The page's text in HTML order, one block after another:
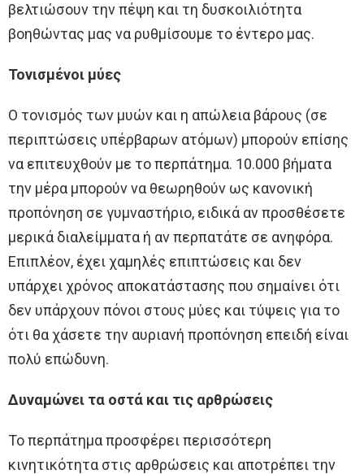
βελτιώσουν την πέψη και τη δυσκοιλιότητα
βοηθώντας μας να ρυθμίσουμε το έντερο μας.
Τονισμένοι μύες
Ο τονισμός των μυών και η απώλεια βάρους (σε
περιπτώσεις υπέρβαρων ατόμων) μπορούν επίσης
να επιτευχθούν με το περπάτημα. 10.000 βήματα
την μέρα μπορούν να θεωρηθούν ως κανονική
προπόνηση σε γυμναστήριο, ειδικά αν προσθέσετε
μερικά διαλείμματα ή αν περπατάτε σε ανηφόρα.
Επιπλέον, έχει χαμηλές επιπτώσεις και δεν
υπάρχει χρόνος αποκατάστασης που σημαίνει ότι
δεν υπάρχουν πόνοι στους μύες και τύψεις για το
ότι θα χάσετε την αυριανή προπόνηση επειδή είναι
πολύ επώδυνη.
Δυναμώνει τα οστά και τις αρθρώσεις
Το περπάτημα προσφέρει περισσότερη
κινητικότητα στις αρθρώσεις και αποτρέπει την